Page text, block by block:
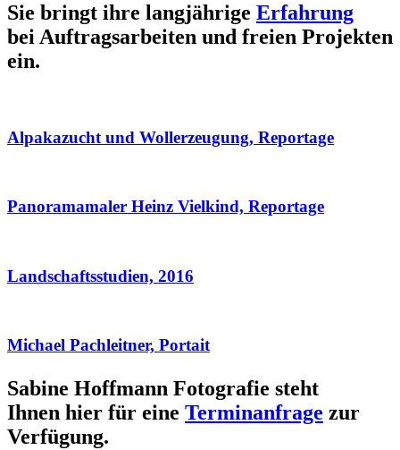
Sie bringt ihre langjährige Erfahrung
bei Auftragsarbeiten und freien Projekten
ein.
Alpakazucht und Wollerzeugung, Reportage
Panoramamaler Heinz Vielkind, Reportage
Landschaftsstudien, 2016
Michael Pachleitner, Portait
Sabine Hoffmann Fotografie steht
Ihnen hier für eine Terminanfrage zur
Verfügung.